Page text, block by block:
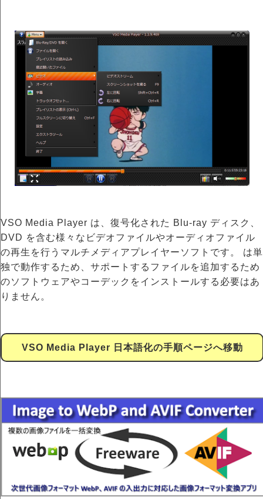
VSO Media Player は、復号化された Blu-ray ディスク、
DVD を含む様々なビデオファイルやオーディオファイル
の再生を行うマルチメディアプレイヤーソフトです。 は単
独で動作するため、サポートするファイルを追加するため
のソフトウェアやコーデックをインストールする必要はあ
りません。
VSO Media Player 日本語化の手順ページへ移動